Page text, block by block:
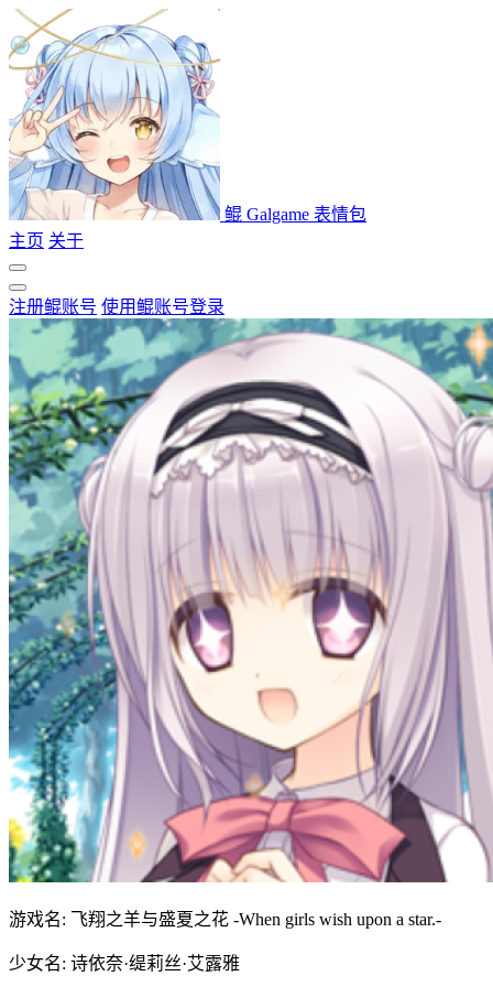
鲲 Galgame 表情包
主页 关于
注册鲲账号 使用鲲账号登录
游戏名: 飞翔之羊与盛夏之花 -When girls wish upon a star.-
少女名: 诗依奈·缇莉丝·艾露雅